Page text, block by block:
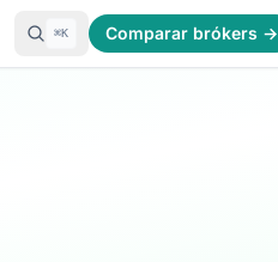
⌘K Comparar brókers →